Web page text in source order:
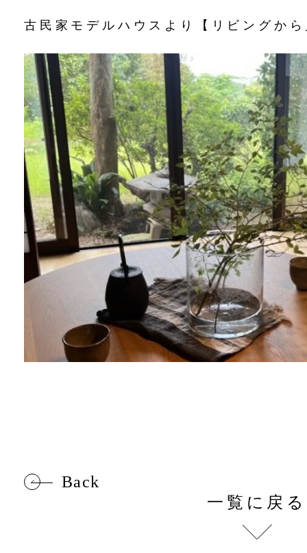
古民家モデルハウスより【リビングか
Back
一覧に戻る